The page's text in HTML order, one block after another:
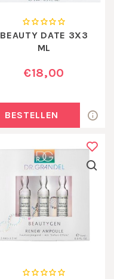
BEAUTY DATE 3X3
ML
€18,00
BESTELLEN